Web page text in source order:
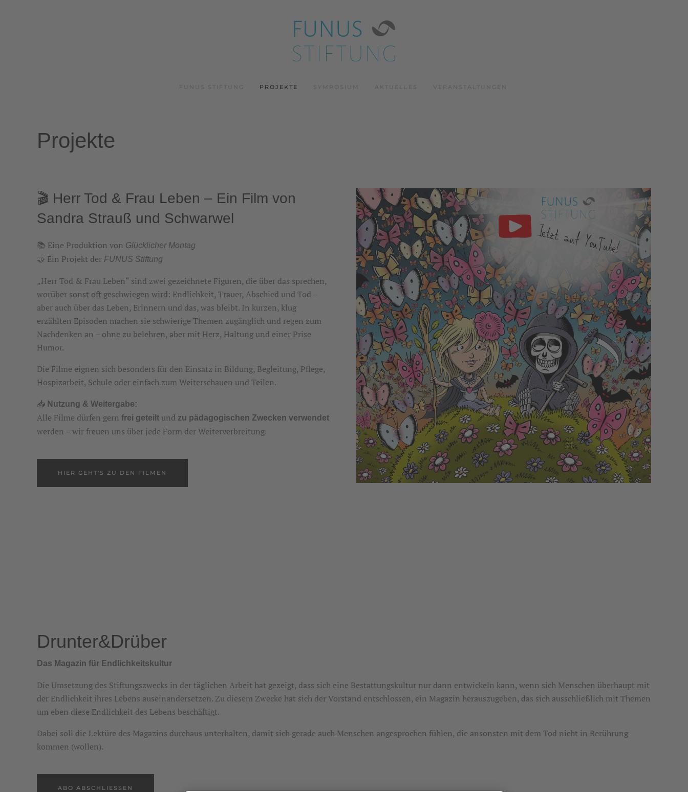
PROJEKTE
Projekte
🎬 Herr Tod & Frau Leben – Ein Film von
Sandra Strauß und Schwarwel
📚 Eine Produktion von Glücklicher Montag
🤝 Ein Projekt der FUNUS Stiftung
„Herr Tod & Frau Leben“ sind zwei gezeichnete Figuren, die über das sprechen,
worüber sonst oft geschwiegen wird: Endlichkeit, Trauer, Abschied und Tod –
aber auch über das Leben, Erinnern und das, was bleibt. In kurzen, klug
erzählten Episoden machen sie schwierige Themen zugänglich und regen zum
Nachdenken an – ohne zu belehren, aber mit Herz, Haltung und einer Prise
Humor.
Die Filme eignen sich besonders für den Einsatz in Bildung, Begleitung, Pflege,
Hospizarbeit, Schule oder einfach zum Weiterschauen und Teilen.
📥 Nutzung & Weitergabe:
Alle Filme dürfen gern frei geteilt und zu pädagogischen Zwecken verwendet
werden – wir freuen uns über jede Form der Weiterverbreitung.
HIER GEHT'S ZU DEN FILMEN
Drunter&Drüber
Das Magazin für Endlichkeitskultur
Die Umsetzung des Stiftungszwecks in der täglichen Arbeit hat gezeigt, dass sich eine Bestattungskultur nur dann entwickeln kann, wenn sich Menschen überhaupt mit
der Endlichkeit ihres Lebens auseinandersetzen. Zu diesem Zwecke hat sich der Vorstand entschlossen, ein Magazin herauszugeben, das sich ausschließlich mit Themen
um eben diese Endlichkeit des Lebens beschäftigt.
Dabei soll die Lektüre des Magazins durchaus unterhalten, damit sich gerade auch Menschen angesprochen fühlen, die ansonsten mit dem Tod nicht in Berührung
kommen (wollen).
ABO ABSCHLIESSEN